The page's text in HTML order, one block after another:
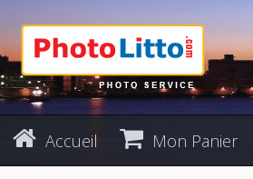
Accueil Mon Panier